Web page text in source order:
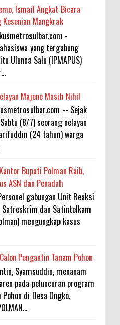
Ismail Angkat Bicara
Kesenian Mangkrak
-
yang tergabung
Ulunna Salu (IPMAPUS)
Majene Masih Nihil
-- Sejak
(8/7) seorang nelayan
(24 tahun) warga
Bupati Polman Raib,
ASN dan Penadah
gabungan Unit Reaksi
Satreskrim dan Satintelkam
mengungkap kasus
Pengantin Tanam Pohon
Syamsuddin, menanam
pada peluncuran program
Pohon di Desa Ongko,